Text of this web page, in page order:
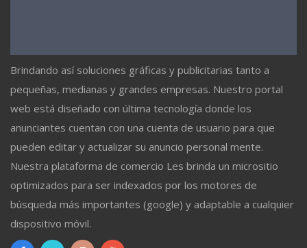
Brindando así soluciones gráficas y publicitarias tanto a
pequeñas, medianas y grandes empresas. Nuestro portal
web está diseñado con última tecnología donde los
anunciantes cuentan con una cuenta de usuario para que
pueden editar y actualizar su anuncio personal mente.
Nuestra plataforma de comercio Les brinda un micrositio
optimizados para ser indexados por los motores de
búsqueda más importantes (google) y adaptable a cualquier
dispositivo móvil.